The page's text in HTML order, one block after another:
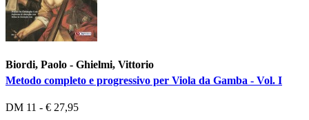
Biordi, Paolo - Ghielmi, Vittorio
Metodo completo e progressivo per Viola da Gamba - Vol. I
DM 11 - € 27,95